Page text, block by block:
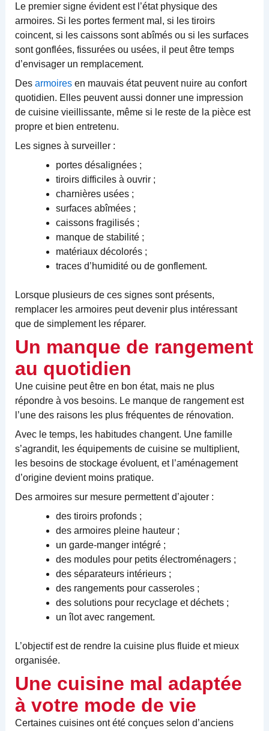
Le premier signe évident est l’état physique des
armoires. Si les portes ferment mal, si les tiroirs
coincent, si les caissons sont abîmés ou si les surfaces
sont gonflées, fissurées ou usées, il peut être temps
d’envisager un remplacement.
Des armoiresen mauvais état peuvent nuire au confort
quotidien. Elles peuvent aussi donner une impression
de cuisine vieillissante, même si le reste de la pièce est
propre et bien entretenu.
Les signes à surveiller :
portes désalignées ;
tiroirs difficiles à ouvrir ;
charnières usées ;
surfaces abîmées ;
caissons fragilisés ;
manque de stabilité ;
matériaux décolorés ;
traces d’humidité ou de gonflement.
Lorsque plusieurs de ces signes sont présents,
remplacer les armoires peut devenir plus intéressant
que de simplement les réparer.
Un manque de rangement
au quotidien
Une cuisine peut être en bon état, mais ne plus
répondre à vos besoins. Le manque de rangement est
l’une des raisons les plus fréquentes de rénovation.
Avec le temps, les habitudes changent. Une famille
s’agrandit, les équipements de cuisine se multiplient,
les besoins de stockage évoluent, et l’aménagement
d’origine devient moins pratique.
Des armoires sur mesure permettent d’ajouter :
des tiroirs profonds ;
des armoires pleine hauteur ;
un garde-manger intégré ;
des modules pour petits électroménagers ;
des séparateurs intérieurs ;
des rangements pour casseroles ;
des solutions pour recyclage et déchets ;
un îlot avec rangement.
L’objectif est de rendre la cuisine plus fluide et mieux
organisée.
Une cuisine mal adaptée
à votre mode de vie
Certaines cuisines ont été conçues selon d’anciens